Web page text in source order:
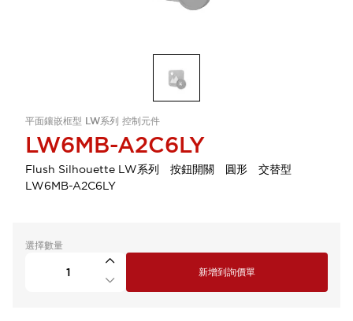
平面鑲嵌框型 LW系列 控制元件
LW6MB-A2C6LY
Flush Silhouette LW系列 按鈕開關 圓形 交替型
LW6MB-A2C6LY
選擇數量
新增到詢價單